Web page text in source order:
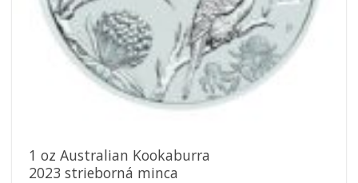
1 oz Australian Kookaburra
2023 strieborná minca